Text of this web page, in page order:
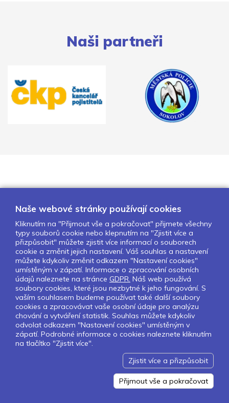
Naši partneři
O nás Naše projekty
Pro školy
Partneři
Kontakty
GDPR
Nastavení cookies
Sledujte nás:
Pokud chcete dostávat pravidelný
Newsletter klikněte
Smartware s.r.o. Redakční systém MultiCMS
Naše webové stránky používají cookies
Kliknutím na "Přijmout vše a pokračovat" přijmete všechny
typy souborů cookie nebo klepnutím na "Zjistit více a
přizpůsobit" můžete zjistit více informací o souborech
cookie a změnit jejich nastavení. Váš souhlas a nastavení
můžete kdykoliv změnit odkazem "Nastavení cookies"
umístěným v zápatí. Informace o zpracování osobních
údajů naleznete na stránce GDPR. Náš web používá
soubory cookies, které jsou nezbytné k jeho fungování. S
vaším souhlasem budeme používat také další soubory
cookies a zpracovávat vaše osobní údaje pro analýzu
chování a vytváření statistik. Souhlas můžete kdykoliv
odvolat odkazem "Nastavení cookies" umístěným v
zápatí. Podrobné informace o cookies naleznete kliknutím
na tlačítko "Zjistit více".
Zjistit více a přizpůsobit
Přijmout vše a pokračovat